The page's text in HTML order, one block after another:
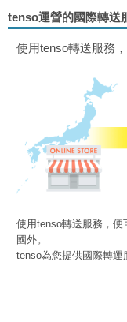
tenso運營的國際轉送
使用tenso轉送服務
使用tenso轉送服務，便
國外。
tenso為您提供國際轉運